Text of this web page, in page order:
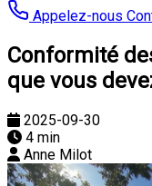
Appelez-nous
Conformité
que vous
2025-09-30
4 min
Anne Milot